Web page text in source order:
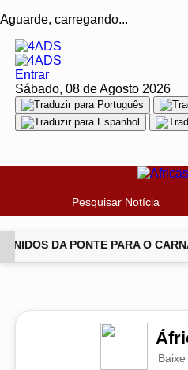
Aguarde, carregando...
Entrar
Sábado, 08 de Agosto 2026
Pesquisar Notícia
DA PONTE PARA O